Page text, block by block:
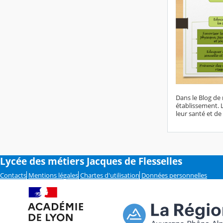
Dans le Blog
établissement.
leur santé et
Lycée des métiers Jacques de Flesselles
Contacts Mentions légales Chartes d'utilisation Données personnelles